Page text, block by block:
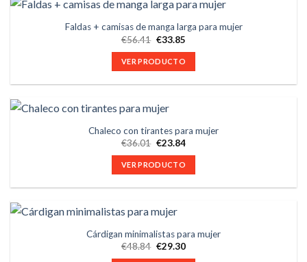
Faldas + camisas de manga larga para mujer
€56.41 €33.85
VER PRODUCTO
Chaleco con tirantes para mujer
€36.01 €23.84
VER PRODUCTO
Cárdigan minimalistas para mujer
€48.84 €29.30